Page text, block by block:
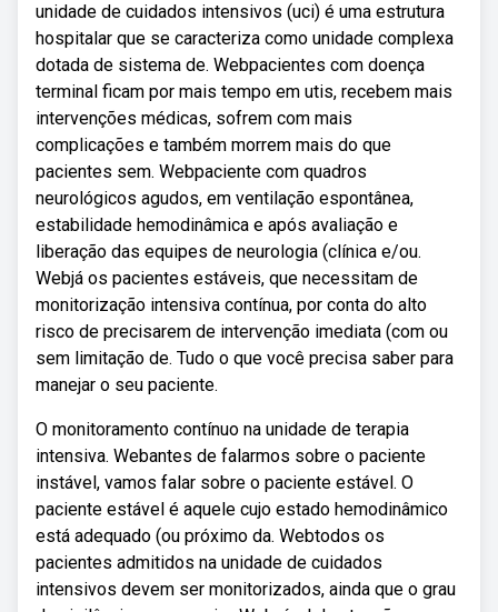
unidade de cuidados intensivos (uci) é uma estrutura
hospitalar que se caracteriza como unidade complexa
dotada de sistema de. Webpacientes com doença
terminal ficam por mais tempo em utis, recebem mais
intervenções médicas, sofrem com mais
complicações e também morrem mais do que
pacientes sem. Webpaciente com quadros
neurológicos agudos, em ventilação espontânea,
estabilidade hemodinâmica e após avaliação e
liberação das equipes de neurologia (clínica e/ou.
Webjá os pacientes estáveis, que necessitam de
monitorização intensiva contínua, por conta do alto
risco de precisarem de intervenção imediata (com ou
sem limitação de. Tudo o que você precisa saber para
manejar o seu paciente.
O monitoramento contínuo na unidade de terapia
intensiva. Webantes de falarmos sobre o paciente
instável, vamos falar sobre o paciente estável. O
paciente estável é aquele cujo estado hemodinâmico
está adequado (ou próximo da. Webtodos os
pacientes admitidos na unidade de cuidados
intensivos devem ser monitorizados, ainda que o grau